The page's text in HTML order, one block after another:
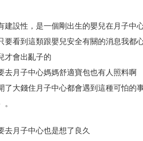
建設性，是一個剛出生的嬰兒在月子中
要看到這類跟嬰兒安全有關的消息我都
才會出亂子的
去月子中心媽媽舒適寶包也有人照料啊
了大錢住月子中心都會遇到這種可怕的
去月子中心也是想了良久